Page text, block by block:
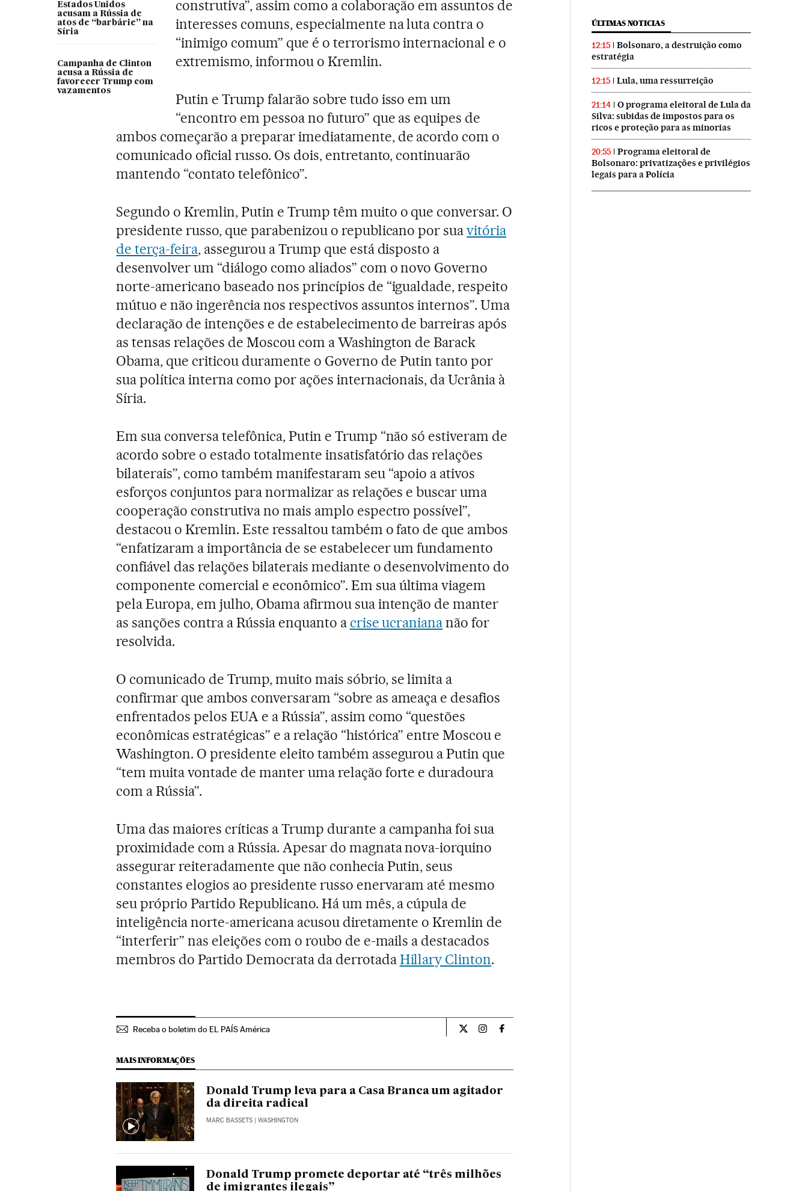
Estados Unidos
acusam a Rússia de
atos de “barbárie” na
Síria
Campanha de Clinton
acusa a Rússia de
favorecer Trump com
vazamentos
construtiva”, assim como a colaboração em assuntos de
interesses comuns, especialmente na luta contra o
“inimigo comum” que é o terrorismo internacional e o
extremismo, informou o Kremlin.
Putin e Trump falarão sobre tudo isso em um
“encontro em pessoa no futuro” que as equipes de
ambos começarão a preparar imediatamente, de acordo com o
comunicado oficial russo. Os dois, entretanto, continuarão
mantendo “contato telefônico”.
Segundo o Kremlin, Putin e Trump têm muito o que conversar. O
presidente russo, que parabenizou o republicano por suavitória
de terça-feira, assegurou a Trump que está disposto a
desenvolver um “diálogo como aliados” com o novo Governo
norte-americano baseado nos princípios de “igualdade, respeito
mútuo e não ingerência nos respectivos assuntos internos”. Uma
declaração de intenções e de estabelecimento de barreiras após
as tensas relações de Moscou com a Washington de Barack
Obama, que criticou duramente o Governo de Putin tanto por
sua política interna como por ações internacionais, da Ucrânia à
Síria.
Em sua conversa telefônica, Putin e Trump “não só estiveram de
acordo sobre o estado totalmente insatisfatório das relações
bilaterais”, como também manifestaram seu “apoio a ativos
esforços conjuntos para normalizar as relações e buscar uma
cooperação construtiva no mais amplo espectro possível”,
destacou o Kremlin. Este ressaltou também o fato de que ambos
“enfatizaram a importância de se estabelecer um fundamento
confiável das relações bilaterais mediante o desenvolvimento do
componente comercial e econômico”. Em sua última viagem
pela Europa, em julho, Obama afirmou sua intenção de manter
as sanções contra a Rússia enquanto a crise ucraniananão for
resolvida.
O comunicado de Trump, muito mais sóbrio, se limita a
confirmar que ambos conversaram “sobre as ameaça e desafios
enfrentados pelos EUA e a Rússia”, assim como “questões
econômicas estratégicas” e a relação “histórica” entre Moscou e
Washington. O presidente eleito também assegurou a Putin que
“tem muita vontade de manter uma relação forte e duradoura
com a Rússia”.
Uma das maiores críticas a Trump durante a campanha foi sua
proximidade com a Rússia. Apesar do magnata nova-iorquino
assegurar reiteradamente que não conhecia Putin, seus
constantes elogios ao presidente russo enervaram até mesmo
seu próprio Partido Republicano. Há um mês, a cúpula de
inteligência norte-americana acusou diretamente o Kremlin de
“interferir” nas eleições com o roubo de e-mails a destacados
membros do Partido Democrata da derrotadaHillary Clinton.
Receba o boletim do EL PAÍS América Internacional El País Brasil en Twitter
Internacional El País Brasil en Instagram
Internacional El País Brasil en Facebook
MAIS INFORMAÇÕES
Donald Trump leva para a Casa Branca um agitador
da direita radical
MARC BASSETS | WASHINGTON
Donald Trump promete deportar até “três milhões
de imigrantes ilegais”
ÚLTIMAS NOTICIAS
12:15
Bolsonaro, a destruição como
estratégia
12:15 Lula, uma ressurreição
21:14
O programa eleitoral de Lula da
Silva: subidas de impostos para os
ricos e proteção para as minorias
20:55
Programa eleitoral de
Bolsonaro: privatizações e privilégios
legais para a Polícia